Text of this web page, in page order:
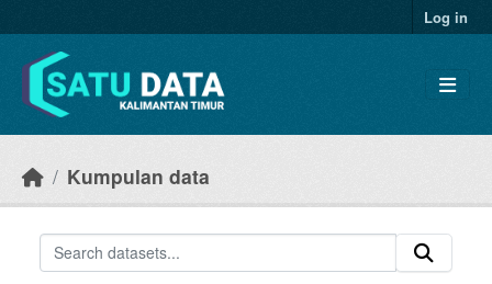
Log in
Kumpulan data